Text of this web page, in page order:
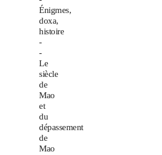
Énigmes,
doxa,
histoire
-
-
Le
siècle
de
Mao
et
du
dépassement
de
Mao